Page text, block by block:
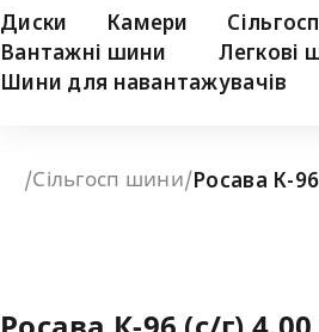
Диски Камери
Вантажні шини
Легкові
Шини для навантажувачів
/Сільгосп шини/Росава К-